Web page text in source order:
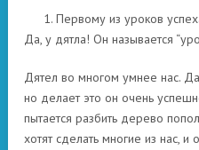
1. Первому из уроков
Да, у дятла! Он называется
Дятел во многом умнее нас.
но делает это он очень
пытается разбить дерево
хотят сделать многие из нас,